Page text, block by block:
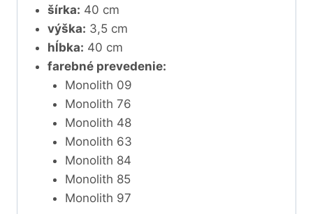
šírka: 40 cm
výška: 3,5 cm
hĺbka: 40 cm
farebné prevedenie:
Monolith 09
Monolith 76
Monolith 48
Monolith 63
Monolith 84
Monolith 85
Monolith 97